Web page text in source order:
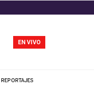
EN VIVO
REPORTAJES